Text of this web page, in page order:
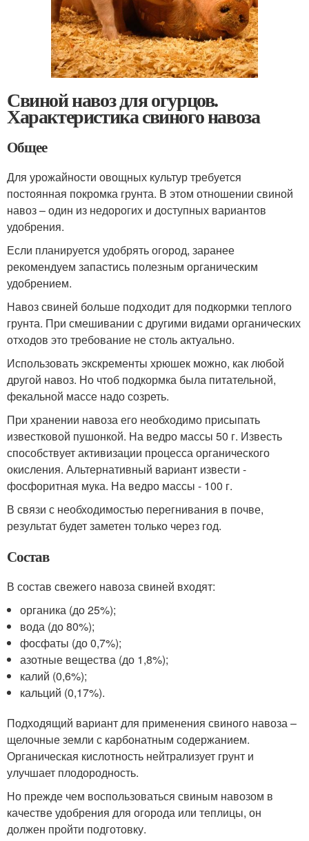
Свиной навоз для огурцов.
Характеристика свиного навоза
Общее
Для урожайности овощных культур требуется
постоянная покромка грунта. В этом отношении свиной
навоз – один из недорогих и доступных вариантов
удобрения.
Если планируется удобрять огород, заранее
рекомендуем запастись полезным органическим
удобрением.
Навоз свиней больше подходит для подкормки теплого
грунта. При смешивании с другими видами органических
отходов это требование не столь актуально.
Использовать экскременты хрюшек можно, как любой
другой навоз. Но чтоб подкормка была питательной,
фекальной массе надо созреть.
При хранении навоза его необходимо присыпать
известковой пушонкой. На ведро массы 50 г. Известь
способствует активизации процесса органического
окисления. Альтернативный вариант извести -
фосфоритная мука. На ведро массы - 100 г.
В связи с необходимостью перегнивания в почве,
результат будет заметен только через год.
Состав
В состав свежего навоза свиней входят:
органика (до 25%);
вода (до 80%);
фосфаты (до 0,7%);
азотные вещества (до 1,8%);
калий (0,6%);
кальций (0,17%).
Подходящий вариант для применения свиного навоза –
щелочные земли с карбонатным содержанием.
Органическая кислотность нейтрализует грунт и
улучшает плодородность.
Но прежде чем воспользоваться свиным навозом в
качестве удобрения для огорода или теплицы, он
должен пройти подготовку.